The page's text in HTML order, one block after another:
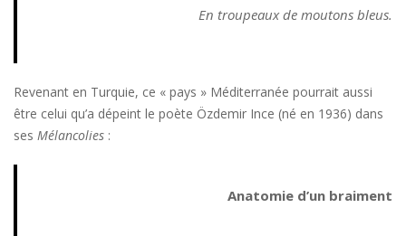
En troupeaux de moutons bleus.
Revenant en Turquie, ce « pays » Méditerranée pourrait aussi
être celui qu’a dépeint le poète Özdemir Ince (né en 1936) dans
ses Mélancolies :
Anatomie d’un braiment